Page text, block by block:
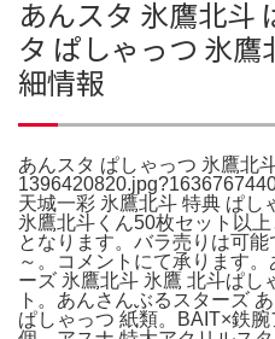
あんスタ 氷鷹北斗
タ ぱしゃっつ 氷
細情報
あんスタ ぱしゃっつ 氷鷹北
天城一彩 氷鷹北斗 特典 ぱし
氷鷹北斗くん50枚セット以
となります。バラ売りは可
～。コメントにて承ります
ーズ 氷鷹北斗 氷鷹 北斗ぱし
ト。あんさんぶるスターズ
ぱしゃっつ 紙類。BAIT×鉄